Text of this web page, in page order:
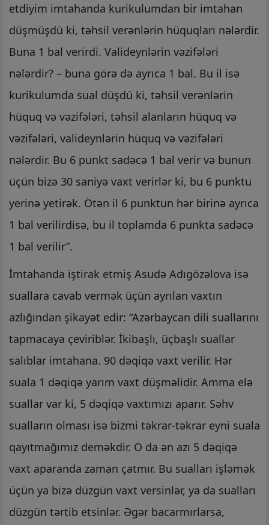
etdiyim imtahanda kurikulumdan bir imtahan
düşmüşdü ki, təhsil verənlərin hüquqları nələrdir.
Buna 1 bal verirdi. Valideynlərin vəzifələri
nələrdir? – buna görə də ayrıca 1 bal. Bu il isə
kurikulumda sual düşdü ki, təhsil verənlərin
hüquq və vəzifələri, təhsil alanların hüquq və
vəzifələri, valideynlərin hüquq və vəzifələri
nələrdir. Bu 6 punkt sadəcə 1 bal verir və bunun
üçün bizə 30 saniyə vaxt verirlər ki, bu 6 punktu
yerinə yetirək. Ötən il 6 punktun hər birinə ayrıca
1 bal verilirdisə, bu il toplamda 6 punkta sadəcə
1 bal verilir”.
İmtahanda iştirak etmiş Asudə Adıgözəlova isə
suallara cavab vermək üçün ayrılan vaxtın
azlığından şikayət edir: “Azərbaycan dili suallarını
tapmacaya çeviriblər. İkibaşlı, üçbaşlı suallar
salıblar imtahana. 90 dəqiqə vaxt verilir. Hər
suala 1 dəqiqə yarım vaxt düşməlidir. Amma elə
suallar var ki, 5 dəqiqə vaxtımızı aparır. Səhv
sualların olması isə bizmi təkrar-təkrar eyni suala
qayıtmağımız deməkdir. O da ən azı 5 dəqiqə
vaxt aparanda zaman çatmır. Bu sualları işləmək
üçün ya bizə düzgün vaxt versinlər, ya da sualları
düzgün tərtib etsinlər. Əgər bacarmırlarsa,